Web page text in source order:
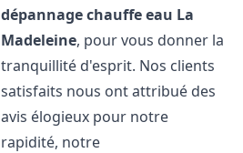
dépannage chauffe eau La
Madeleine, pour vous donner la
tranquillité d'esprit. Nos clients
satisfaits nous ont attribué des
avis élogieux pour notre
rapidité, notre